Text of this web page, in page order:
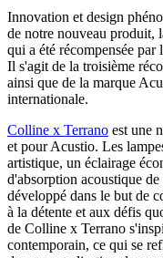
Innovation et design
de notre nouveau produit,
qui a été récompensée
Il s'agit de la troisième
ainsi que de la marque
internationale.
Colline x Terrano est une
et pour Acustio. Les
artistique, un éclairage
d'absorption acoustique
développé dans le but de
à la détente et aux défis
de Colline x Terrano
contemporain, ce qui se